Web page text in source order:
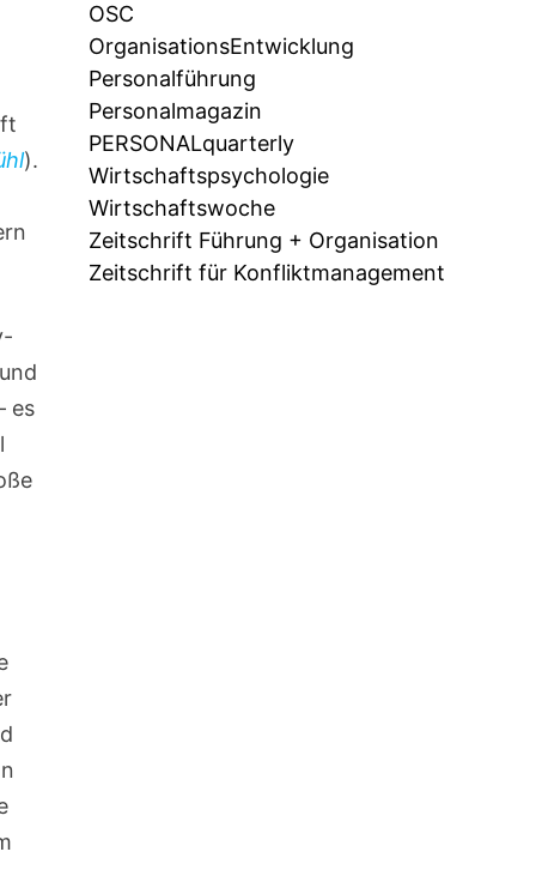
).
es
OSC
OrganisationsEntwicklung
Personalführung
Personalmagazin
PERSONALquarterly
Wirtschaftspsychologie
Wirtschaftswoche
Zeitschrift Führung + Organisation
Zeitschrift für Konfliktmanagement